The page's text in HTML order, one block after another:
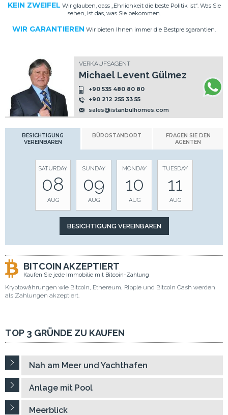
KEIN ZWEIFEL Wir glauben, dass „Ehrlichkeit die beste Politik ist“. Was Sie
sehen, ist das, was Sie bekommen.
WIR GARANTIEREN Wir bieten Ihnen immer die Bestpreisgarantien.
VERKAUFSAGENT
Michael Levent Gülmez
+90 535 480 80 80
+90 212 255 33 55
sales@istanbulhomes.com
BESICHTIGUNG
VEREINBAREN
BÜROSTANDORT
FRAGEN SIE DEN
AGENTEN
SATURDAY
08
AUG
SUNDAY
09
AUG
MONDAY
10
AUG
TUESDAY
11
AUG
BITCOIN AKZEPTIERT
Kaufen Sie jede Immobilie mit Bitcoin-Zahlung
Kryptowährungen wie Bitcoin, Ethereum, Ripple und Bitcoin Cash werden
als Zahlungen akzeptiert.
TOP 3 GRÜNDE ZU KAUFEN
Nah am Meer und Yachthafen
Anlage mit Pool
Meerblick